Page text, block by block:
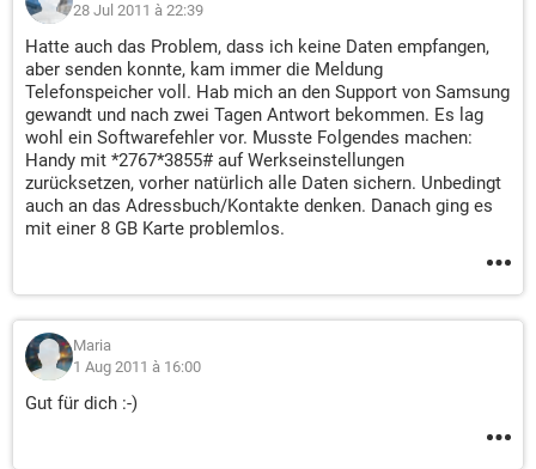
28 Jul 2011 à 22:39
Hatte auch das Problem, dass ich keine Daten empfangen,
aber senden konnte, kam immer die Meldung
Telefonspeicher voll. Hab mich an den Support von Samsung
gewandt und nach zwei Tagen Antwort bekommen. Es lag
wohl ein Softwarefehler vor. Musste Folgendes machen:
Handy mit *2767*3855# auf Werkseinstellungen
zurücksetzen, vorher natürlich alle Daten sichern. Unbedingt
auch an das Adressbuch/Kontakte denken. Danach ging es
mit einer 8 GB Karte problemlos.
Maria
1 Aug 2011 à 16:00
Gut für dich :-)